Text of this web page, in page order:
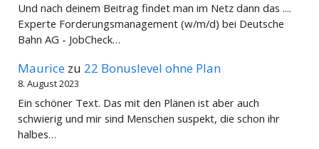
Und nach deinem Beitrag findet man im Netz dann das ....
Experte Forderungsmanagement (w/m/d) bei Deutsche
Bahn AG - JobCheck…
Maurice zu 22 Bonuslevel ohne Plan
8. August 2023
Ein schöner Text. Das mit den Plänen ist aber auch
schwierig und mir sind Menschen suspekt, die schon ihr
halbes…